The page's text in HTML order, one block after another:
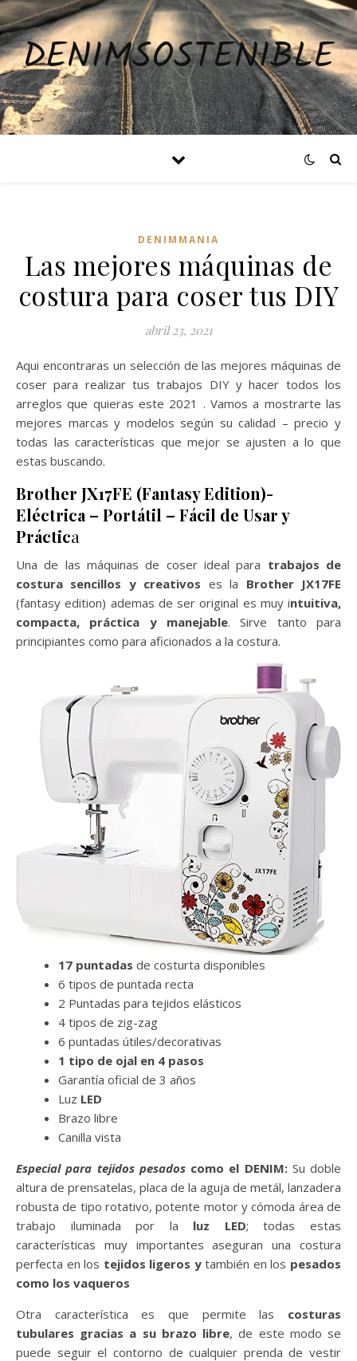
DENIMSOSTENIBLE
DENIMMANIA
Las mejores máquinas de
costura para coser tus DIY
abril 23, 2021
Aqui encontraras un selección de las mejores máquinas de
coser para realizar tus trabajos DIY y hacer todos los
arreglos que quieras este 2021 . Vamos a mostrarte las
mejores marcas y modelos según su calidad – precio y
todas las características que mejor se ajusten a lo que
estas buscando.
Brother JX17FE (Fantasy Edition)-
Eléctrica – Portátil – Fácil de Usar y
Práctica
Una de las máquinas de coser ideal para trabajos de
costura sencillos y creativos es la Brother JX17FE
(fantasy edition) ademas de ser original es muy intuitiva,
compacta, práctica y manejable. Sirve tanto para
principiantes como para aficionados a la costura.
17 puntadas de costurta disponibles
6 tipos de puntada recta
2 Puntadas para tejidos elásticos
4 tipos de zig-zag
6 puntadas útiles/decorativas
1 tipo de ojal en 4 pasos
Garantía oficial de 3 años
Luz LED
Brazo libre
Canilla vista
Especial para tejidos pesadoscomo el DENIM:Su doble
altura de prensatelas, placa de la aguja de metál, lanzadera
robusta de tipo rotativo, potente motor y cómoda área de
trabajo iluminada por la luz LED; todas estas
características muy importantes aseguran una costura
perfecta en los tejidos ligeros ytambién en los pesados
como los vaqueros
Otra característica es que permite las costuras
tubulares gracias a su brazo libre, de este modo se
puede seguir el contorno de cualquier prenda de vestir